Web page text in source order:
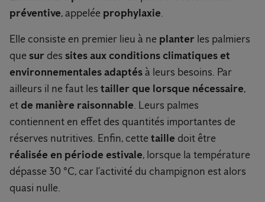
préventive, appelée prophylaxie.
Elle consiste en premier lieu à ne planter les palmiers
quesur des sites aux conditions climatiques et
environnementales adaptésà leurs besoins. Par
ailleurs il ne faut les tailler que lorsque nécessaire,
et de manière raisonnable. Leurs palmes
contiennent en effet des quantités importantes de
réserves nutritives. Enfin, cettetaille doit être
réalisée en période estivale, lorsque la température
dépasse 30 °C, car l’activité du champignon est alors
quasi nulle.